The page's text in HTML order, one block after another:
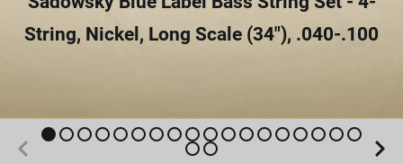
String, Nickel, Long Scale (34"), .040-.100